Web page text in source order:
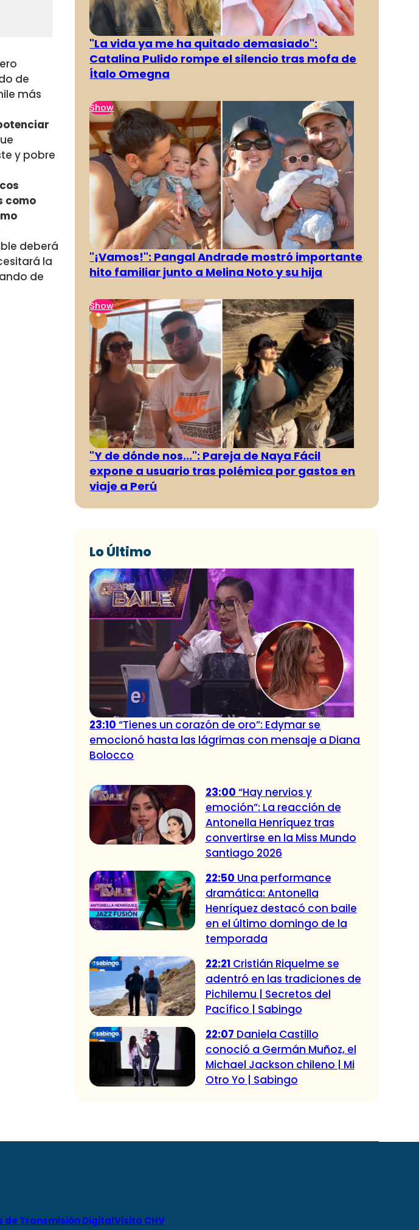
de
más
y pobre
como
deberá
la
de
"La vida ya me ha quitado demasiado":
Catalina Pulido rompe el silencio tras mofa de
Ítalo Omegna
Show
"¡Vamos!": Pangal Andrade mostró importante
hito familiar junto a Melina Noto y su hija
Show
"Y de dónde nos...": Pareja de Naya Fácil
expone a usuario tras polémica por gastos en
viaje a Perú
Lo Último
23:10“Tienes un corazón de oro”: Edymar se
emocionó hasta las lágrimas con mensaje a Diana
Bolocco
23:00 “Hay nervios y
emoción”: La reacción de
Antonella Henríquez tras
convertirse en la Miss Mundo
Santiago 2026
22:50 Una performance
dramática: Antonella
Henríquez destacó con baile
en el último domingo de la
temporada
22:21 Cristián Riquelme se
adentró en las tradiciones de
Pichilemu | Secretos del
Pacífico | Sabingo
22:07 Daniela Castillo
conoció a Germán Muñoz, el
Michael Jackson chileno | Mi
Otro Yo | Sabingo
de Transmisión DigitalVisita CHV